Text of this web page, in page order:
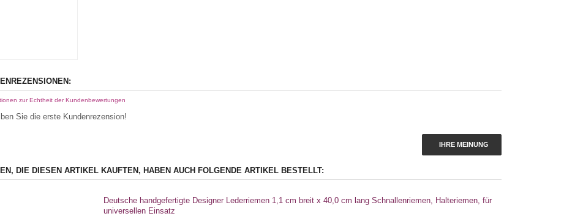
zur Echtheit der Kundenbewertungen
Sie die erste Kundenrezension!
IHRE MEINUNG
DIE DIESEN ARTIKEL KAUFTEN, HABEN AUCH FOLGENDE ARTIKEL BESTELLT:
Deutsche handgefertigte Designer Lederriemen 1,1 cm breit x 40,0 cm lang Schnallenriemen, Halteriemen, für
universellen Einsatz